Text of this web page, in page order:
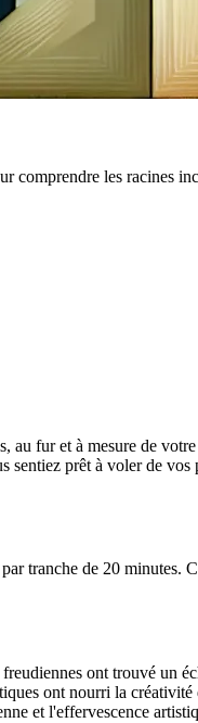
comprendre les racines
au fur et à mesure de
prêt à voler de
tranche de 20 minutes.
ont trouvé un
ont nourri la
et l'effervescence